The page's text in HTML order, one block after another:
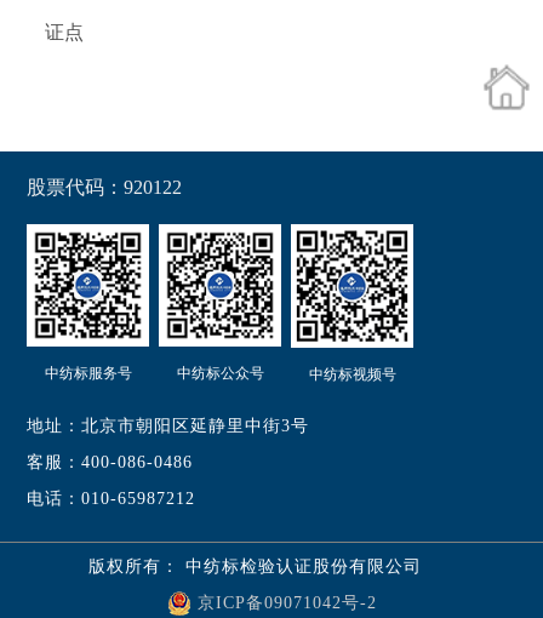
证点
股票代码：920122
中纺标服务号 中纺标公众号 中纺标视频号
地址：北京市朝阳区延静里中街3号
客服：400-086-0486
电话：010-65987212
版权所有： 中纺标检验认证股份有限公司
京ICP备09071042号-2